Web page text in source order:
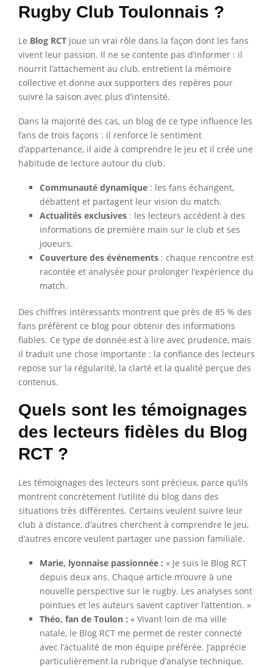
Rugby Club Toulonnais ?
Le Blog RCT joue un vrai rôle dans la façon dont les fans
vivent leur passion. Il ne se contente pas d’informer : il
nourrit l’attachement au club, entretient la mémoire
collective et donne aux supporters des repères pour
suivre la saison avec plus d’intensité.
Dans la majorité des cas, un blog de ce type influence les
fans de trois façons : il renforce le sentiment
d’appartenance, il aide à comprendre le jeu et il crée une
habitude de lecture autour du club.
Communauté dynamique : les fans échangent,
débattent et partagent leur vision du match.
Actualités exclusives : les lecteurs accèdent à des
informations de première main sur le club et ses
joueurs.
Couverture des événements : chaque rencontre est
racontée et analysée pour prolonger l’expérience du
match.
Des chiffres intéressants montrent que près de 85 % des
fans préfèrent ce blog pour obtenir des informations
fiables. Ce type de donnée est à lire avec prudence, mais
il traduit une chose importante : la confiance des lecteurs
repose sur la régularité, la clarté et la qualité perçue des
contenus.
Quels sont les témoignages
des lecteurs fidèles du Blog
RCT ?
Les témoignages des lecteurs sont précieux, parce qu’ils
montrent concrètement l’utilité du blog dans des
situations très différentes. Certains veulent suivre leur
club à distance, d’autres cherchent à comprendre le jeu,
d’autres encore veulent partager une passion familiale.
Marie, lyonnaise passionnée : « Je suis le Blog RCT
depuis deux ans. Chaque article m’ouvre à une
nouvelle perspective sur le rugby. Les analyses sont
pointues et les auteurs savent captiver l’attention. »
Théo, fan de Toulon : « Vivant loin de ma ville
natale, le Blog RCT me permet de rester connecté
avec l’actualité de mon équipe préférée. J’apprécie
particulièrement la rubrique d’analyse technique,